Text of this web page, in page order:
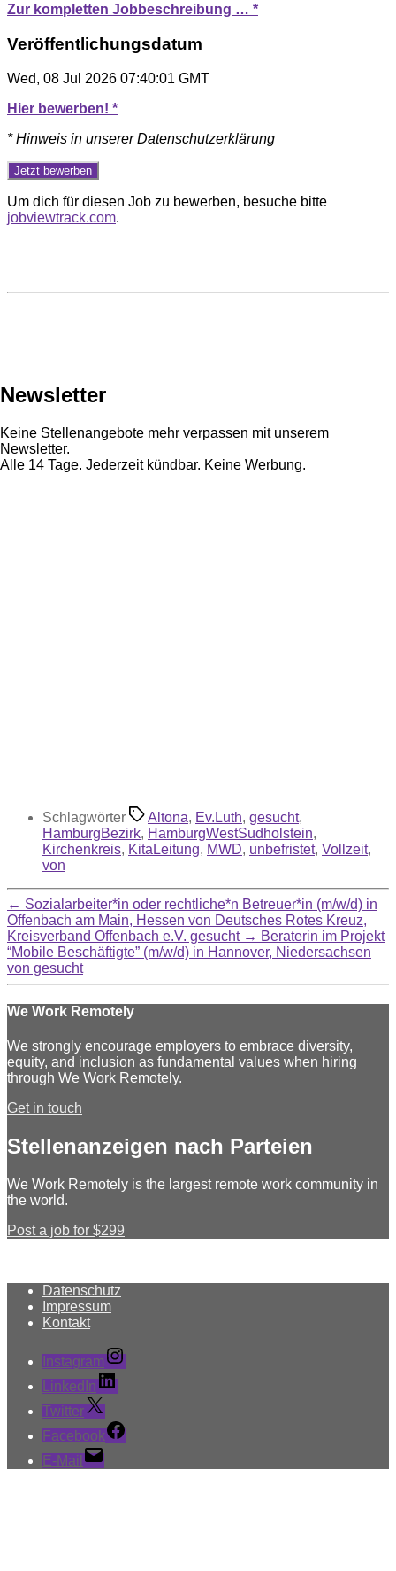
Zur kompletten Jobbeschreibung … *
Veröffentlichungsdatum
Wed, 08 Jul 2026 07:40:01 GMT
Hier bewerben! *
* Hinweis in unserer Datenschutzerklärung
Um dich für diesen Job zu bewerben, besuche bitte
jobviewtrack.com.
Newsletter
Keine Stellenangebote mehr verpassen mit unserem
Newsletter.
Alle 14 Tage. Jederzeit kündbar. Keine Werbung.
Schlagwörter Altona, Ev.Luth, gesucht,
HamburgBezirk, HamburgWestSudholstein,
Kirchenkreis, KitaLeitung, MWD, unbefristet, Vollzeit,
von
← Sozialarbeiter*in oder rechtliche*n Betreuer*in (m/w/d) in
Offenbach am Main, Hessen von Deutsches Rotes Kreuz,
Kreisverband Offenbach e.V. gesucht → Beraterin im Projekt
“Mobile Beschäftigte” (m/w/d) in Hannover, Niedersachsen
von gesucht
We Work Remotely
We strongly encourage employers to embrace diversity,
equity, and inclusion as fundamental values when hiring
through We Work Remotely.
Get in touch
Stellenanzeigen nach Parteien
We Work Remotely is the largest remote work community in
the world.
Post a job for $299
Datenschutz
Impressum
Kontakt
Instagram
LinkedIn
Twitter
Facebook
E-Mail